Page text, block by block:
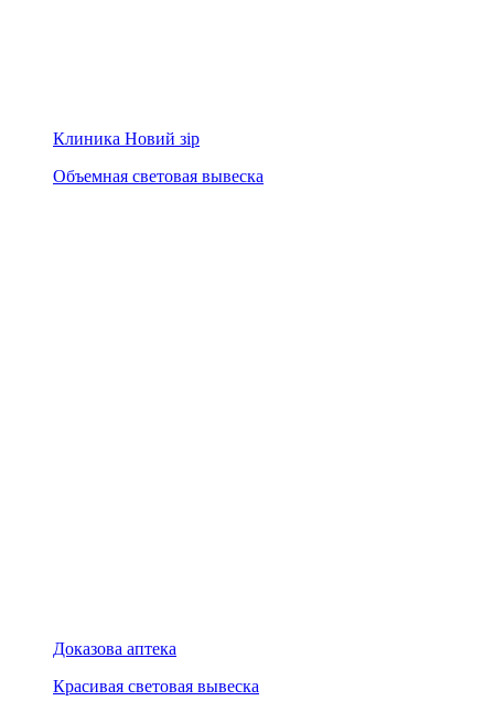
Клиника Новий зір
Объемная световая вывеска
Доказова аптека
Красивая световая вывеска